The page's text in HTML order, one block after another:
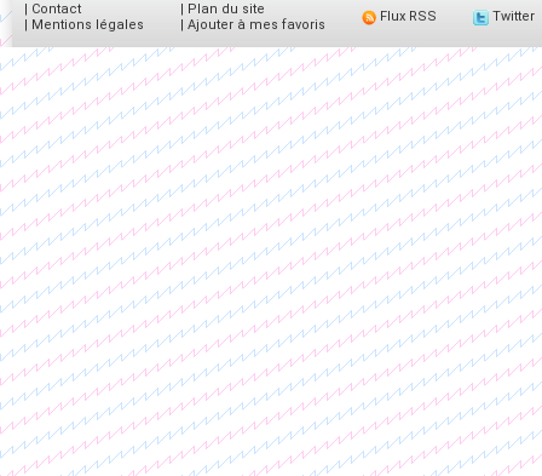
| Contact
| Mentions légales
| Plan du site
| Ajouter à mes favoris
Flux RSS Twitter